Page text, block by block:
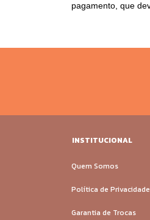
pagamento, que
INSTITUCIONAL
Quem Somos
Política de Privacidade
Garantia de Trocas